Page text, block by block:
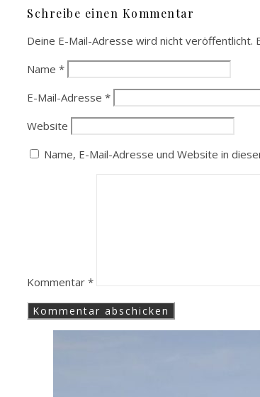
Schreibe einen Kommentar
Deine E-Mail-Adresse wird nicht veröffentlicht.
Name *
E-Mail-Adresse *
Website
Name, E-Mail-Adresse und Website in
Kommentar *